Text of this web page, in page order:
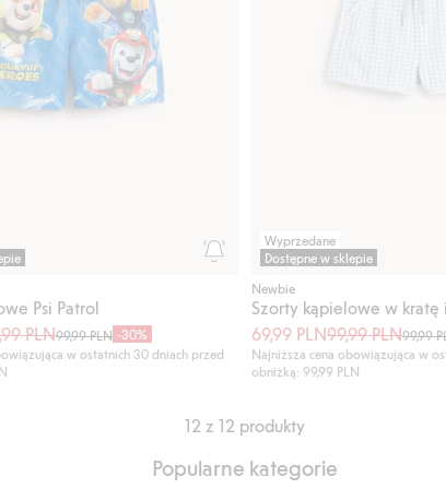
Psi Patrol
PLN99,99 PLN -30%
w ostatnich 30 dniach przed
Wyprzedane
Dostępne w sklepie
Newbie
Szorty kąpielowe w kratę
69,99 PLN99,99 PLN99,99
Najniższa cena obowiązująca w
obniżką: 99,99 PLN
12 z 12 produkty
Popularne kategorie